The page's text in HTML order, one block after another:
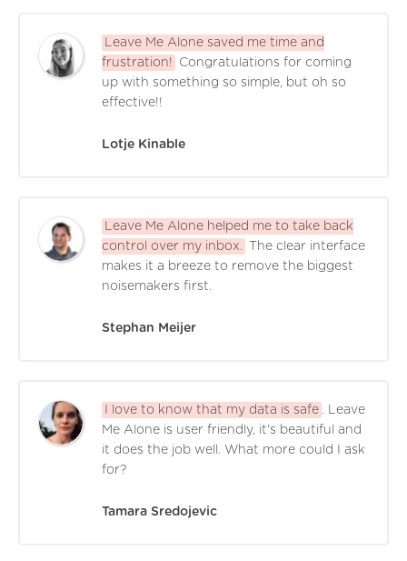
Leave Me Alone saved me time and
frustration!
Congratulations for coming
up with something so simple, but oh so
effective!!
Lotje Kinable
Leave Me Alone helped me to take back
control over my inbox.
The clear interface
makes it a breeze to remove the biggest
noisemakers first.
Stephan Meijer
I love to know that my data is safe . Leave
Me Alone is user friendly, it's beautiful and
it does the job well. What more could I ask
for?
Tamara Sredojevic